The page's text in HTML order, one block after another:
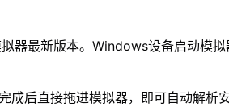
器最新版本。Windows设备启动模
后直接拖进模拟器，即可自动解析安